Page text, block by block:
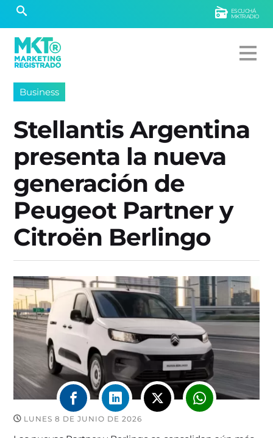
ESCUCHÁ
MKTRADIO
Business
Stellantis Argentina
presenta la nueva
generación de
Peugeot Partner y
Citroën Berlingo
LUNES 8 DE JUNIO DE 2026